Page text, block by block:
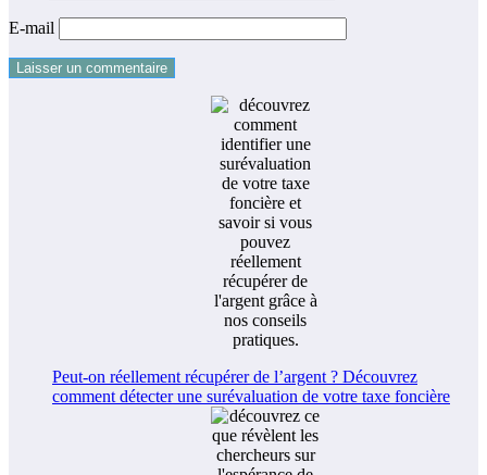
E-mail
Peut-on réellement récupérer de l’argent ? Découvrez
comment détecter une surévaluation de votre taxe foncière